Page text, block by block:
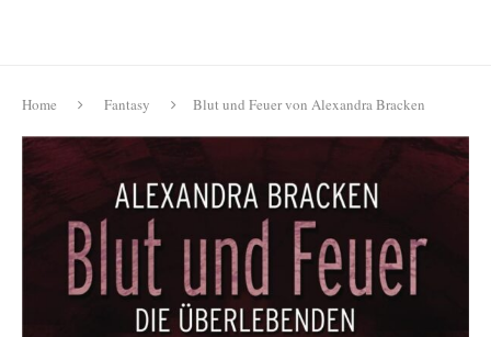
Home Fantasy Blut und Feuer von Alexandra Bracken